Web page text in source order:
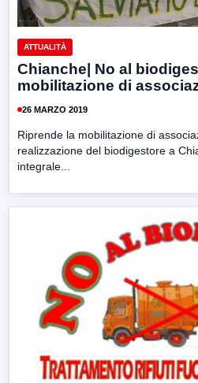
ATTUALITÀ
Chianche| No al
mobilitazione di
26 MARZO 2019
Riprende la mobilitazione di
realizzazione del biodigestore a
integrale...